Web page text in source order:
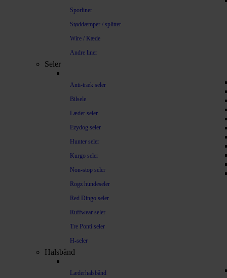
Sporliner
Støddæmper / splitter
Wire / Kæde
Andre liner
Seler
Anti-træk seler
Bilsele
Læder seler
Ezydog seler
Hunter seler
Kurgo seler
Non-stop seler
Rogz hundeseler
Red Dingo seler
Ruffwear seler
Tre Ponti seler
H-seler
Halsbånd
Læderhalsbånd